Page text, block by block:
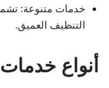
خدمات متنوعة:
التنظيف العميق.
أنواع